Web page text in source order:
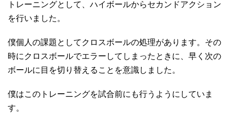
トレーニングとして、ハイボールからセカンドアクション
を行いました。
僕個人の課題としてクロスボールの処理があります。その
時にクロスボールでエラーしてしまったときに、早く次の
ボールに目を切り替えることを意識しました。
僕はこのトレーニングを試合前にも行うようにしていま
す。